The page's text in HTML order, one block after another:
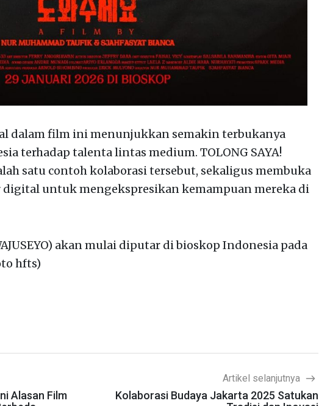
dalam film ini menunjukkan semakin terbukanya
terhadap talenta lintas medium. TOLONG SAYA!
satu contoh kolaborasi tersebut, sekaligus membuka
digital untuk mengekspresikan kemampuan mereka di
akan mulai diputar di bioskop Indonesia pada
hfts)
Alasan Film
Artikel selanjutnya
Kolaborasi Budaya Jakarta 2025 Satukan